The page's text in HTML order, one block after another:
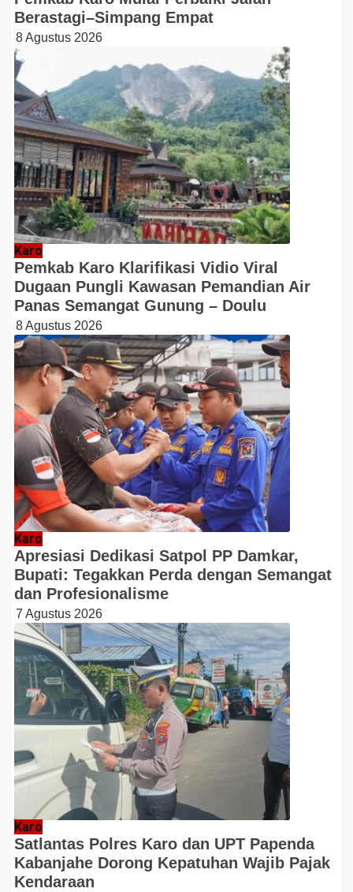
Berastagi–Simpang Empat
8 Agustus 2026
Karo
Pemkab Karo Klarifikasi Vidio Viral
Dugaan Pungli Kawasan Pemandian Air
Panas Semangat Gunung – Doulu
8 Agustus 2026
Karo
Apresiasi Dedikasi Satpol PP Damkar,
Bupati: Tegakkan Perda dengan Semangat
dan Profesionalisme
7 Agustus 2026
Karo
Satlantas Polres Karo dan UPT Papenda
Kabanjahe Dorong Kepatuhan Wajib Pajak
Kendaraan